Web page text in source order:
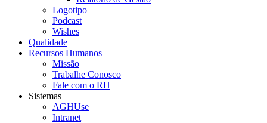
Logotipo
Podcast
Wishes
Qualidade
Recursos Humanos
Missão
Trabalhe Conosco
Fale com o RH
Sistemas
AGHUse
Intranet